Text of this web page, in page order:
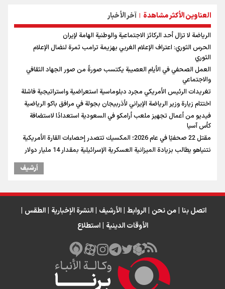
العناوين الأكثر مشاهدة | آخر الأخبار
الرياضة لا تزال أحد الركائز الاجتماعية والوطنية الهامة لإيران
الحرس الثوري: اعتراف الإعلام الغربي بهزيمة ترامب ثمرة لنضال الإعلام
الثوري
العمل الصحفي في الأيام العصيبة يكتسب صورةً من صور الجهاد الثقافي
والاجتماعي
تغريدات الرئيس الأمريكي مجرد دبلوماسية استعراضية واستراتيجية فاشلة
اختتام زيارة وزير الرياضة الإيراني لأذربيجان بجولة في مرافق باكو الرياضية
فيديو من أعمال تجهيز ملعب أرامكو في السعودية استعدادًا لاستضافة
كأس آسيا
مقتل 22 صحفيًا في عام 2026؛ المكسيك تتصدر إحصاءات القارة الأمريكية
نتنياهو يطالب بزيادة الميزانية العسكرية الإسرائيلية بمقدار 14 مليار دولار
أرشیف
اتصل بنا من نحن الروابط الأرشيف النشرة الإخبارية الطقس
الأوقات الدينية استطلاع